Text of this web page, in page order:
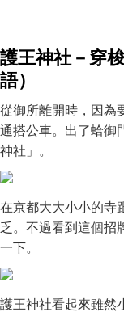
護王神社－穿
語）
從御所離開時，因為
通搭公車。出了蛤御
神社」。
在京都大大小小的寺
乏。不過看到這個招
一下。
護王神社看起來雖然